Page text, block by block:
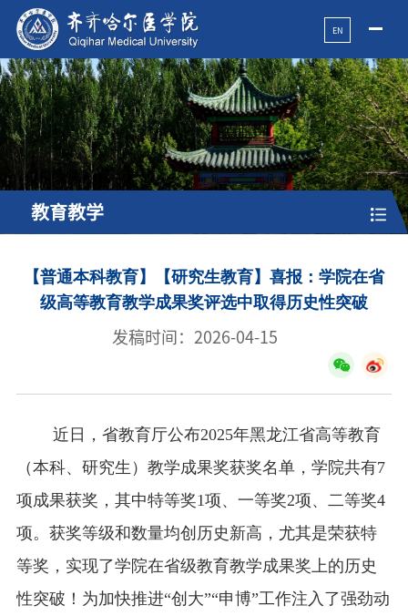
EN
教育教学
【普通本科教育】【研究生教育】喜报：学院在省
级高等教育教学成果奖评选中取得历史性突破
发稿时间：2026-04-15
近日，省教育厅公布2025年黑龙江省高等教育
（本科、研究生）教学成果奖获奖名单，学院共有7
项成果获奖，其中特等奖1项、一等奖2项、二等奖4
项。获奖等级和数量均创历史新高，尤其是荣获特
等奖，实现了学院在省级教育教学成果奖上的历史
性突破！为加快推进“创大”“申博”工作注入了强劲动